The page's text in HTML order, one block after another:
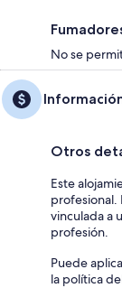
No se
Otros
Este
profesional.
vinculada a
profesión.
Puede
la política